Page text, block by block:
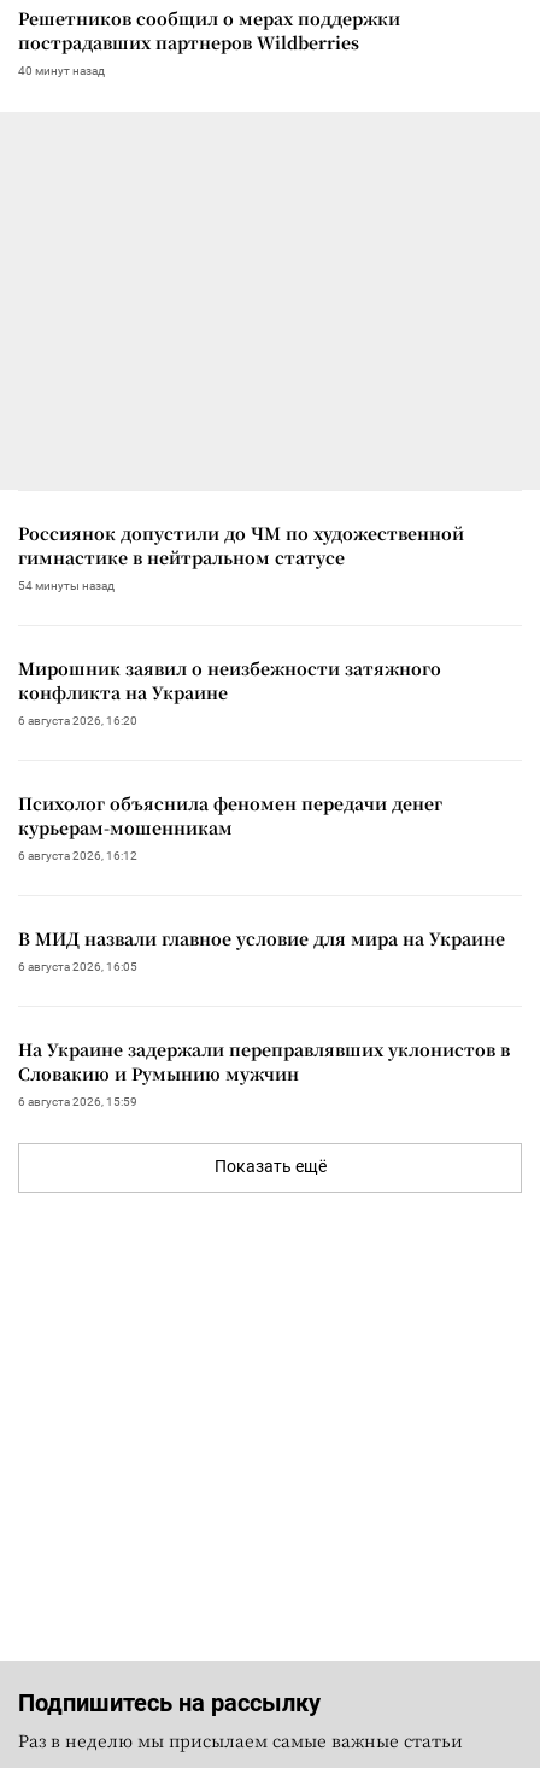
Решетников сообщил о мерах поддержки
пострадавших партнеров Wildberries
40 минут назад
Россиянок допустили до ЧМ по художественной
гимнастике в нейтральном статусе
54 минуты назад
Мирошник заявил о неизбежности затяжного
конфликта на Украине
6 августа 2026, 16:20
Психолог объяснила феномен передачи денег
курьерам-мошенникам
6 августа 2026, 16:12
В МИД назвали главное условие для мира на Украине
6 августа 2026, 16:05
На Украине задержали переправлявших уклонистов в
Словакию и Румынию мужчин
6 августа 2026, 15:59
Показать ещё
Подпишитесь на рассылку
Раз в неделю мы присылаем самые важные статьи